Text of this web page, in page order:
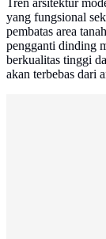
Tren arsitektur
yang fungsional
pembatas area
pengganti dinding
berkualitas tinggi
akan terbebas dari